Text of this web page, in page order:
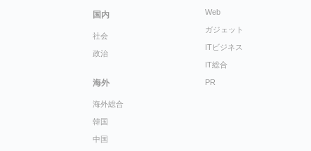
国内
社会
政治
海外
海外総合
韓国
中国
Web
ガジェット
ITビジネス
IT総合
PR